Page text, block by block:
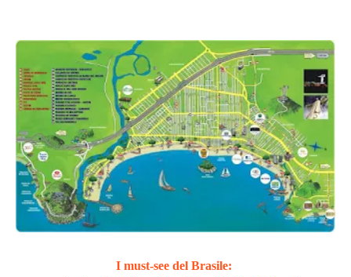
I must-see del Brasile: